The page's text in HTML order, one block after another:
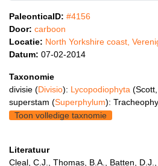
PaleonticaID: #4156
Door: carboon
Locatie: North Yorkshire coast,
Datum: 07-02-2014
Taxonomie
divisie (Divisio): Lycopodiophyta
superstam (Superphylum):
Toon volledige taxnomie
Literatuur
Cleal, C.J., Thomas, B.A., Batten,